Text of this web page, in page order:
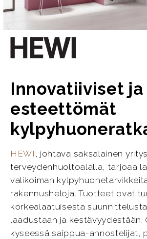
Innovatiiviset ja
esteettömät
HEWI , johtava saksalainen yritys
terveydenhuoltoalalla, tarjoaa
valikoiman
rakennusheloja. Tuotteet ovat
korkealaatuisesta
laadustaan ja kestävyydestään.
kyseessä saippua-annostelijat,